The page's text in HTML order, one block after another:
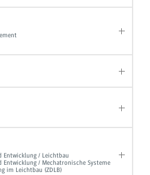
Entwicklung / Leichtbau
/ Mechatronische Systeme
im Leichtbau (ZDLB)